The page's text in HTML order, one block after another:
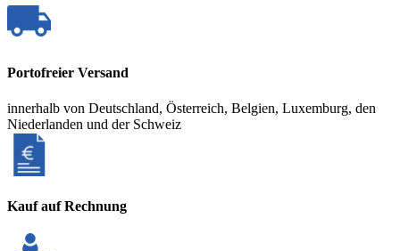
Portofreier Versand
innerhalb von Deutschland, Österreich, Belgien, Luxemburg, den
Niederlanden und der Schweiz
Kauf auf Rechnung